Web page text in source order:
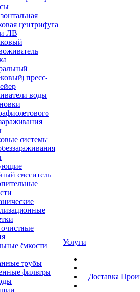
центрифуга
ЛВ
пресс-
воды
системы
смеситель
ёмкости
трубы
фильтры
Услуги
Доставка